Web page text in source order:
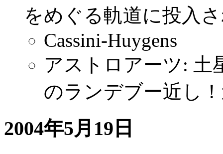
をめぐる軌道に投入
Cassini-Huygens
アストロアーツ: 土
のランデブー近し
2004年5月19日